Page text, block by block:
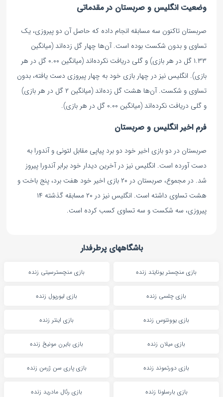
وضعیت انگلیس و صربستان در مقدماتی
صربستان تاکنون سه مسابقه انجام داده که حاصل آن دو پیروزی، یک
تساوی و بدون شکست بوده است. آن‌ها چهار گل زده‌اند (میانگین
۱.۳۳ گل در هر بازی) و گلی دریافت نکرده‌اند (میانگین ۰.۰۰ گل در هر
بازی). انگلیس نیز در چهار بازی خود به چهار پیروزی دست یافته، بدون
تساوی و شکست. آن‌ها هشت گل زده‌اند (میانگین ۲ گل در هر بازی)
و گلی دریافت نکرده‌اند (میانگین ۰.۰۰ گل در هر بازی).
فرم اخیر انگلیس و صربستان
صربستان در دو بازی اخیر خود دو برد پیاپی مقابل لتونی و آندورا به
دست آورده است. انگلیس نیز در آخرین دیدار خود برابر آندورا پیروز
شد. در مجموع، صربستان در ۲۰ بازی اخیر خود هفت برد، پنج باخت و
هشت تساوی داشته است. انگلیس نیز در ۲۰ مسابقه گذشته ۱۴
پیروزی، سه شکست و سه تساوی کسب کرده است.
باشگاههای پرطرفدار
بازی منچستر یونایتد زنده بازی منچسترسیتی زنده
بازی چلسی زنده بازی لیورپول زنده
بازی یوونتوس زنده بازی اینتر زنده
بازی میلان زنده بازی بایرن مونیخ زنده
بازی دورتموند زنده بازی پاری سن ژرمن زنده
بازی بارسلونا زنده بازی رئال مادرید زنده